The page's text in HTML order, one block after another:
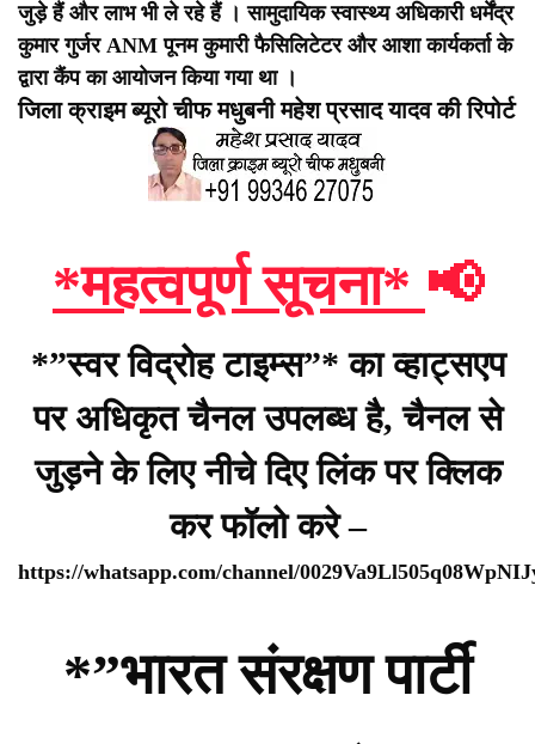
जुड़े हैं और लाभ भी ले रहे हैं । सामुदायिक स्वास्थ्य अधिकारी धर्मेंद्र
कुमार गुर्जर ANM पूनम कुमारी फैसिलिटेटर और आशा कार्यकर्ता के
द्वारा कैंप का आयोजन किया गया था ।
जिला क्राइम ब्यूरो चीफ मधुबनी महेश प्रसाद यादव की रिपोर्ट
*महत्वपूर्ण सूचना* 📢
*”स्वर विद्रोह टाइम्स”* का व्हाट्सएप
पर अधिकृत चैनल उपलब्ध है, चैनल से
जुड़ने के लिए नीचे दिए लिंक पर क्लिक
कर फॉलो करे –
https://whatsapp.com/channel/
*”भारत संरक्षण पार्टी